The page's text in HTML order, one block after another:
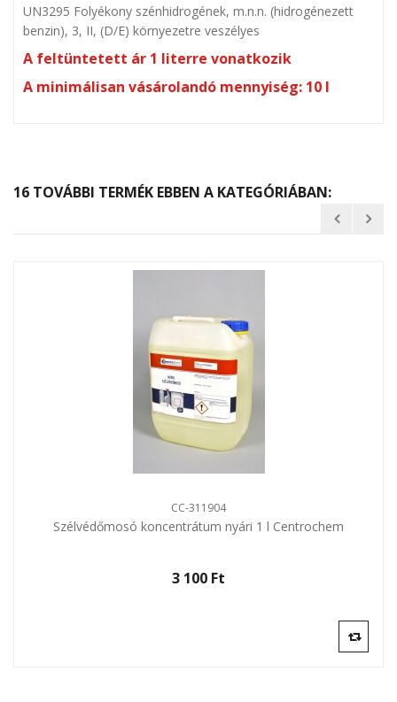
UN3295 Folyékony szénhidrogének, m.n.n. (hidrogénezett
benzin), 3, II, (D/E) környezetre veszélyes
A feltüntetett ár 1 literre vonatkozik
A minimálisan vásárolandó mennyiség: 10 l
16 TOVÁBBI TERMÉK EBBEN A KATEGÓRIÁBAN:
CC-311904
Szélvédőmosó koncentrátum nyári 1 l Centrochem
3 100 Ft‎